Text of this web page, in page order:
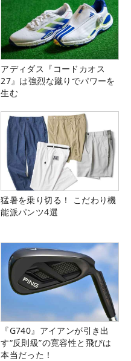
アディダス『コードカオス
27』は強烈な蹴りでパワーを
生む
猛暑を乗り切る！ こだわり機
能派パンツ4選
『G740』アイアンが引き出
す“反則級”の寛容性と飛びは
本当だった！